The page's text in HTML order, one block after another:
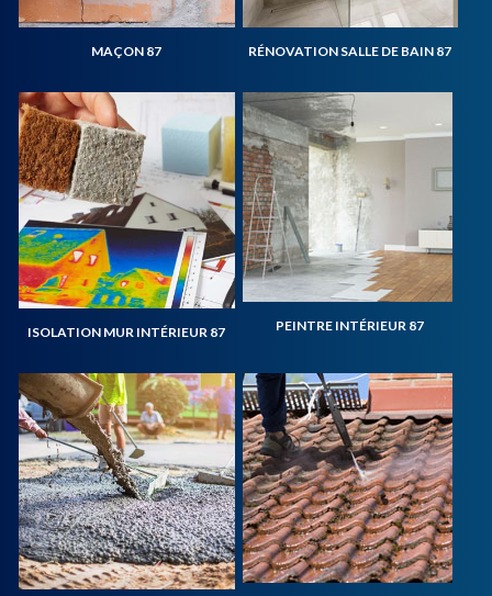
MAÇON 87 RÉNOVATION SALLE DE BAIN 87
ISOLATION MUR INTÉRIEUR 87 PEINTRE INTÉRIEUR 87